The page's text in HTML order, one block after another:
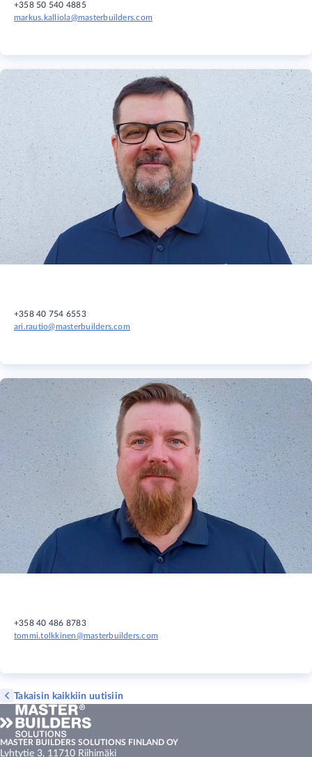
+358 50 540 4885
markus.kalliola@masterbuilders.com
+358 40 754 6553
ari.rautio@masterbuilders.com
+358 40 486 8783
tommi.tolkkinen@masterbuilders.com
Takaisin kaikkiin uutisiin
MASTER BUILDERS SOLUTIONS FINLAND OY
Lyhtytie 3, 11710 Riihimäki